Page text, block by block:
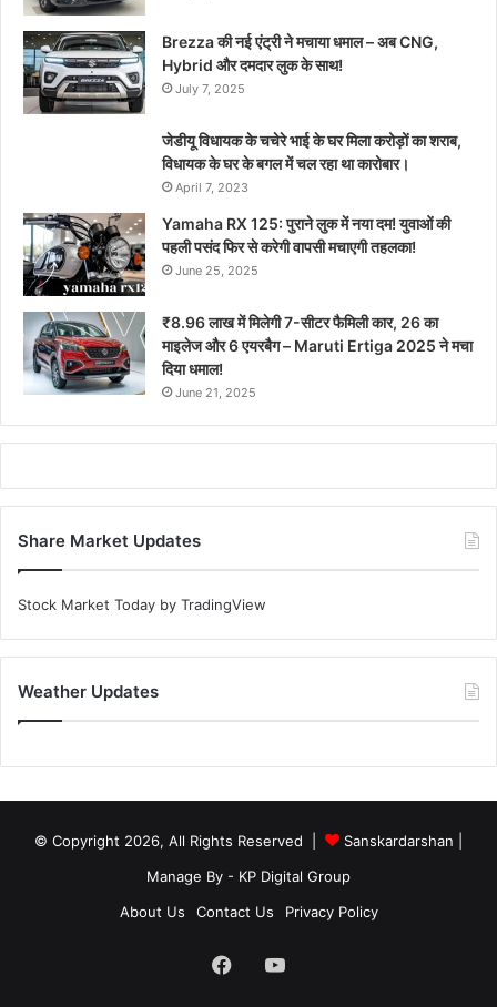
Brezza की नई एंट्री ने मचाया धमाल – अब CNG,
Hybrid और दमदार लुक के साथ!
July 7, 2025
जेडीयू विधायक के चचेरे भाई के घर मिला करोड़ों का शराब,
विधायक के घर के बगल में चल रहा था कारोबार।
April 7, 2023
Yamaha RX 125: पुराने लुक में नया दम! युवाओं की
पहली पसंद फिर से करेगी वापसी मचाएगी तहलका!
June 25, 2025
₹8.96 लाख में मिलेगी 7-सीटर फैमिली कार, 26 का
माइलेज और 6 एयरबैग – Maruti Ertiga 2025 ने मचा
दिया धमाल!
June 21, 2025
Share Market Updates
Stock Market Today by TradingView
Weather Updates
© Copyright 2026, All Rights Reserved | Sanskardarshan
Manage By - KP Digital Group
About Us
Contact Us Privacy Policy
FacebookYouTube